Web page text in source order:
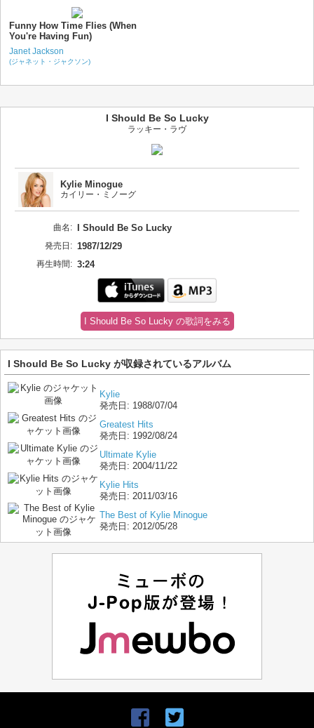
Funny How Time Flies (When
You're Having Fun)
Janet Jackson
(ジャネット・ジャクソン)
I Should Be So Lucky
ラッキー・ラヴ
Kylie Minogue
カイリー・ミノーグ
曲名: I Should Be So Lucky
発売日: 1987/12/29
再生時間: 3:24
I Should Be So Lucky の歌詞をみる
I Should Be So Lucky が収録されているアルバム
Kylie
発売日: 1988/07/04
Greatest Hits
発売日: 1992/08/24
Ultimate Kylie
発売日: 2004/11/22
Kylie Hits
発売日: 2011/03/16
The Best of Kylie Minogue
発売日: 2012/05/28